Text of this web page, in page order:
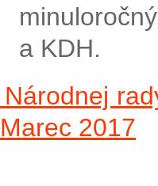
a KDH.
2017